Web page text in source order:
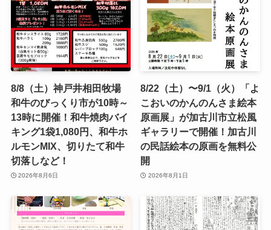
8/8（土）神戸井相田牧場
和牛のびっくり市が10時～
13時に開催！和牛焼肉バイ
キング1袋1,080円、和牛ホ
ルモンMIX、切りたて和牛
切落しなど！
2026年8月6日
8/22（土）〜9/1（火）「よ
こおいのかんのんさま絵本
原画展」が加古川市立松風
ギャラリーで開催！加古川
の民話絵本の原画を無料公
開
2026年8月1日